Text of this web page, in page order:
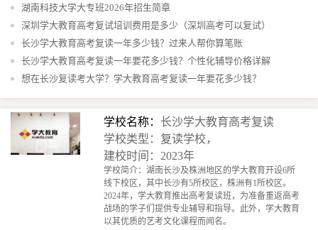
湖南科技大学大专班2026年招生简章
深圳学大教育高考复试培训费用是多少（深圳高考可以复试）
长沙学大教育高考复读一年多少钱？过来人帮你算笔账
长沙学大教育高考复读一年要花多少钱？个性化辅导价格详解
想在长沙复读考大学？学大教育高考复读一年要花多少钱？
学校名称： 长沙学大教育高考复读
学校类型：复读学校，
建校时间：2023年
学校简介：湖南长沙及株洲地区的学大教育开设6所
线下校区，其中长沙有5所校区，株洲有1所校区。
2024年，学大教育推出高考复读班，为准备重返高考
战场的学子们提供专业辅导和指导。此外，学大教育
以其优质的艺考文化课程而闻名。